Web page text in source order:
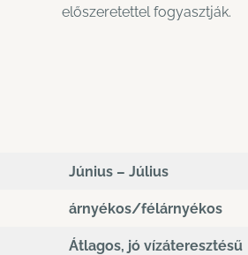
előszeretettel fogyasztják.
Június – Július
árnyékos/félárnyékos
Átlagos, jó vízáteresztésű